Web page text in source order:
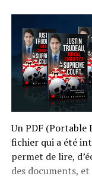
Un PDF
fichier qui a été
permet de lire,
des documents,